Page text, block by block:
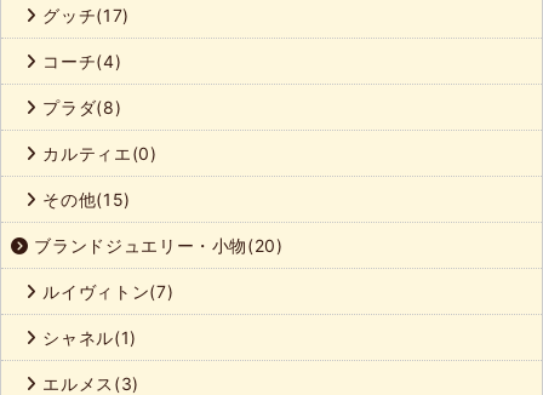
グッチ(17)
コーチ(4)
プラダ(8)
カルティエ(0)
その他(15)
ブランドジュエリー・小物(20)
ルイヴィトン(7)
シャネル(1)
エルメス(3)